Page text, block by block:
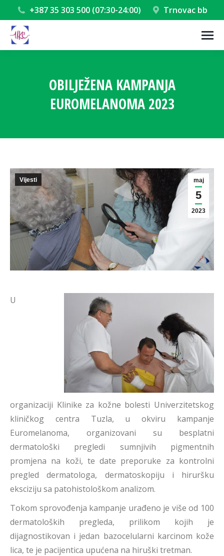
+387 35 303 500 (07:30-24:00) Trnovac bb
OBILJEŽENA KAMPANJA
EUROMELANOMA 2023
maj
5
2023
Vijesti
U
organizaciji Klinike za kožne bolesti Univerzitetskog
kliničkog centra Tuzla, u okviru kampanje
Euromelanoma, organizovani su besplatni
dermatološki pregledi sumnjivih pigmentnih
promjena na koži, te date preporuke za kontrolni
pregled dermatologa, dermatoskopiju i hiruršku
eksciziju sa patohistološkom analizom.
Tokom sprovođenja kampanje urađeno je više od 100
dermatoloških pregleda, prilikom kojih je
dijagnostikovan i jedan bazocelularni karcinom kože
lica, te je pacijentica upućena na hiruški tretman.